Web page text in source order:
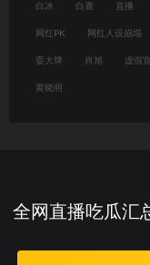
白冰 白鹿 直播
网红PK 网红人设崩塌
耍大牌 肖旭 虚假
黄晓明
全网直播吃瓜汇